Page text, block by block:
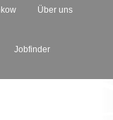
Über uns
Jobfinder